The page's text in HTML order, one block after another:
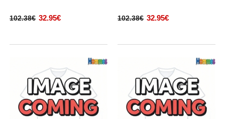
102.38€ 32.95€ 102.38€ 32.95€